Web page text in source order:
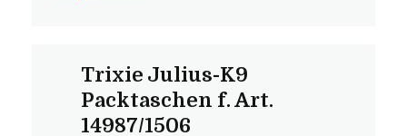
Trixie Julius-K9
Packtaschen f. Art.
14987/1506